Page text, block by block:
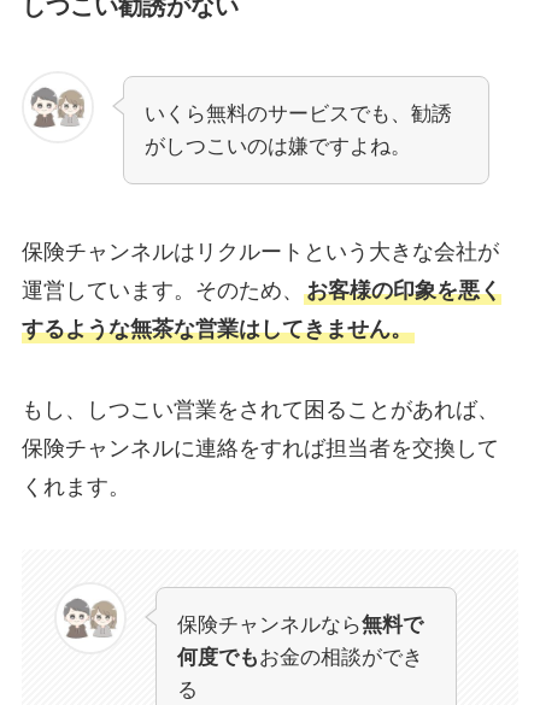
しつこい勧誘がない
いくら無料のサービスでも、勧誘
がしつこいのは嫌ですよね。
保険チャンネルはリクルートという大きな会社が
運営しています。そのため、 お客様の印象を悪く
するような無茶な営業はしてきません。
もし、しつこい営業をされて困ることがあれば、
保険チャンネルに連絡をすれば担当者を交換して
くれます。
保険チャンネルなら無料で
何度でもお金の相談ができ
る